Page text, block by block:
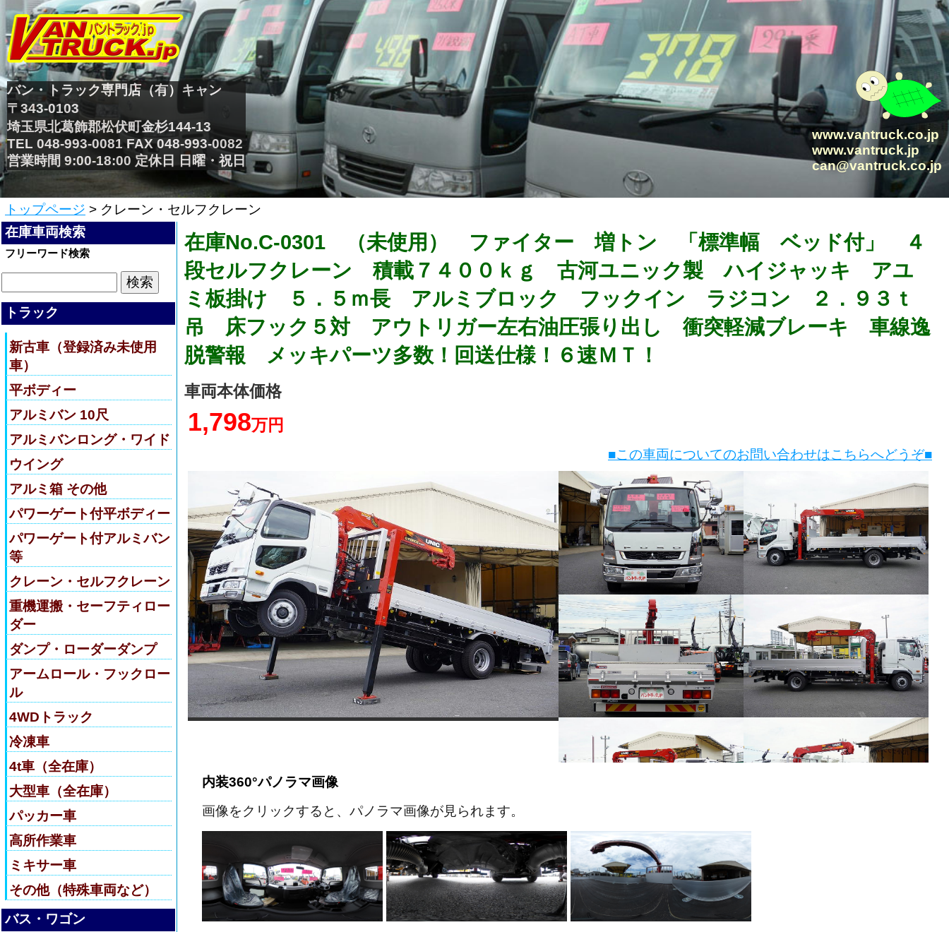
バン・トラック専門店（有）キャン
〒343-0103
埼玉県北葛飾郡松伏町金杉144-13
TEL 048-993-0081 FAX 048-993-0082
営業時間 9:00-18:00 定休日 日曜・祝日
www.vantruck.co.jp
www.vantruck.jp
can@vantruck.co.jp
トップページ > クレーン・セルフクレーン
在庫車両検索
フリーワード検索
トラック
新古車（登録済み未使用
車）
平ボディー
アルミバン 10尺
アルミバンロング・ワイド
ウイング
アルミ箱 その他
パワーゲート付平ボディー
パワーゲート付アルミバン
等
クレーン・セルフクレーン
重機運搬・セーフティロー
ダー
ダンプ・ローダーダンプ
アームロール・フックロー
ル
4WDトラック
冷凍車
4t車（全在庫）
大型車（全在庫）
パッカー車
高所作業車
ミキサー車
その他（特殊車両など）
バス・ワゴン
在庫No.C-0301 （未使用） ファイター 増トン 「標準幅 ベッド付」 ４
段セルフクレーン 積載７４００ｋｇ 古河ユニック製 ハイジャッキ アユ
ミ板掛け ５．５ｍ長 アルミブロック フックイン ラジコン ２．９３ｔ
吊 床フック５対 アウトリガー左右油圧張り出し 衝突軽減ブレーキ 車線逸
脱警報 メッキパーツ多数！回送仕様！６速ＭＴ！
車両本体価格
1,798万円
■この車両についてのお問い合わせはこちらへどうぞ■
内装360°パノラマ画像
画像をクリックすると、パノラマ画像が見られます。